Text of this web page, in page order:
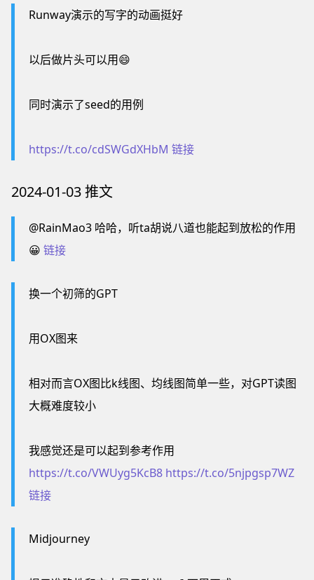
Runway演示的写字的动画挺好
以后做片头可以用😄
同时演示了seed的用例
https://t.co/cdSWGdXHbM 链接
2024-01-03 推文
@RainMao3 哈哈，听ta胡说八道也能起到放松的作用
😀 链接
换一个初筛的GPT
用OX图来
相对而言OX图比k线图、均线图简单一些，对GPT读图
大概难度较小
我感觉还是可以起到参考作用
https://t.co/VWUyg5KcB8 https://t.co/5njpgsp7WZ
链接
Midjourney